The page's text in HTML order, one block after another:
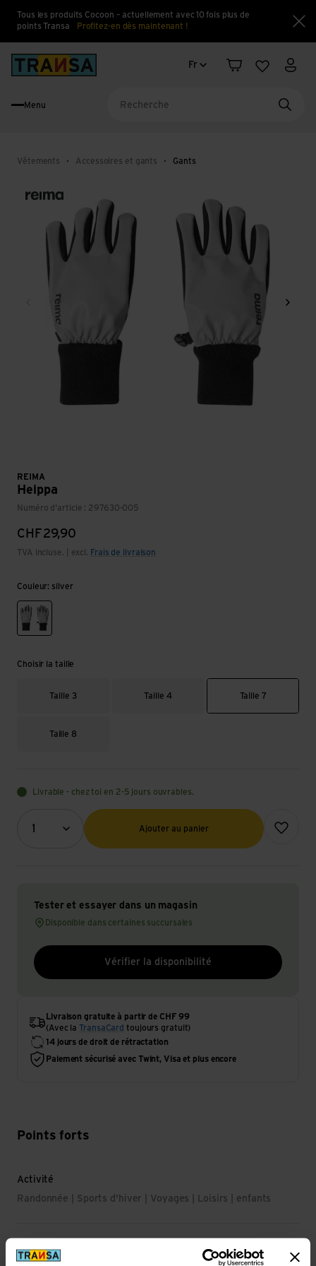
Tous les produits Cocoon – actuellement avec 10 fois plus de
points Transa
Profitez-en dès maintenant !
Changement de langue
Fr
PanierListe Mon
Menu
Vêtements Accessoires et gants Gants
Retour
REIMA
Heippa
Numéro d'article : 297630-005
CHF29,90
TVA incluse. | excl. Frais de livraison
Couleur: silver
silver
Choisir la taille
Taille 3 Taille 4 Taille 7
Taille 8
Livrable - chez toi en 2-5 jours ouvrables.
1
Quantité (optionnel)
Ajouter au panier
Ajouter à
Tester et essayer dans un magasin
Disponible dans certaines succursales
Vérifier la disponibilité
Livraison gratuite à partir de CHF 99
(Avec la
TransaCard toujours gratuit)
14 jours de droit de rétractation
Paiement sécurisé avec Twint, Visa et plus encore
Points forts
Activité
Randonnée | Sports d'hiver | Voyages | Loisirs | enfants
Propriété principale